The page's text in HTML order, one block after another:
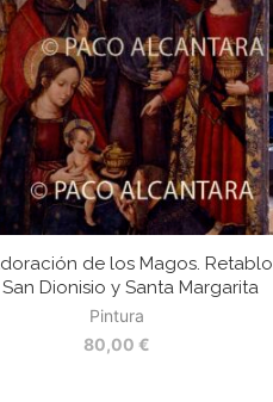
de los Magos. Retablo
Dionisio y Santa Margarita
Pintura
80,00 €